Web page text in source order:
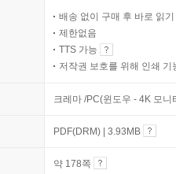
배송 없이 구매 후 바로 읽기
제한없음
TTS 가능
저작권 보호를 위해 인쇄 기
크레마 /PC(윈도우 - 4K 모
PDF(DRM) | 3.93MB
약 178쪽